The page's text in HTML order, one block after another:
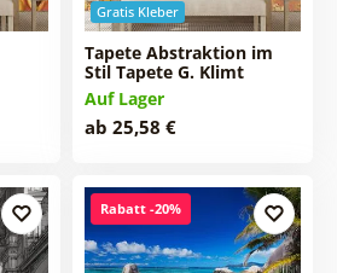
Gratis Kleber
Tapete Abstraktion im
Stil Tapete G. Klimt
Auf Lager
ab 25,58 €
Rabatt -20%